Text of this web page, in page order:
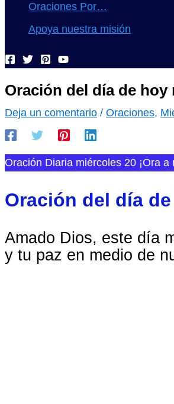
Oraciones Por…
Apoya nuestra misión
Oración del día de hoy
Deja un comentario / Oraciones,
Oración Diaria miércoles 20 ¡Ora a
Oración del día
Amado Dios, este día
y tu paz en medio de